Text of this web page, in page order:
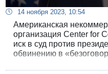
14 ноября 2023, 10:54
Американская
организация Center for
иск в суд против
обвинению в